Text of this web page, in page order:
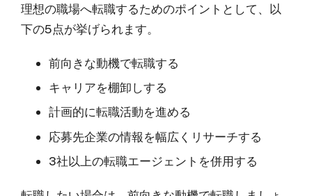
理想の職場へ転職するためのポイントとして、以
下の5点が挙げられます。
前向きな動機で転職する
キャリアを棚卸しする
計画的に転職活動を進める
応募先企業の情報を幅広くリサーチする
3社以上の転職エージェントを併用する